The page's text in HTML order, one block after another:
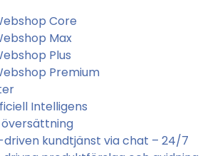
Core
Max
Plus
Premium
Intelligens
översättning
driven kundtjänst via chat – 24/7